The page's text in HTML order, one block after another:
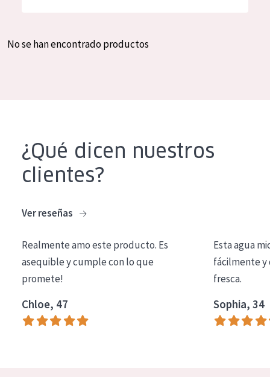
Crema de día
Crema de noche
Limpieza
COLECCIÓN
Essentials
Lift+
Spanish
No se han encontrado productos
¿Qué dicen nuestros
clientes?
Ver reseñas
Realmente amo este producto. Es
asequible y cumple con lo que
promete!
Chloe, 47
Esta agua
fácilmente y
fresca.
Sophia, 34